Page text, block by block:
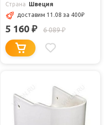
Страна
Швеция
доставим 11.08 за 400₽
5 160 ₽ 6 089₽